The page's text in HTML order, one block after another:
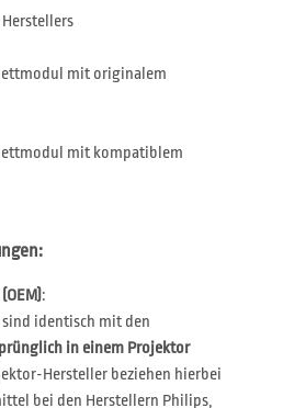
mit originalem
mit kompatiblem
:
identisch mit den
in einem Projektor
Hersteller beziehen hierbei
bei den Herstellern Philips,